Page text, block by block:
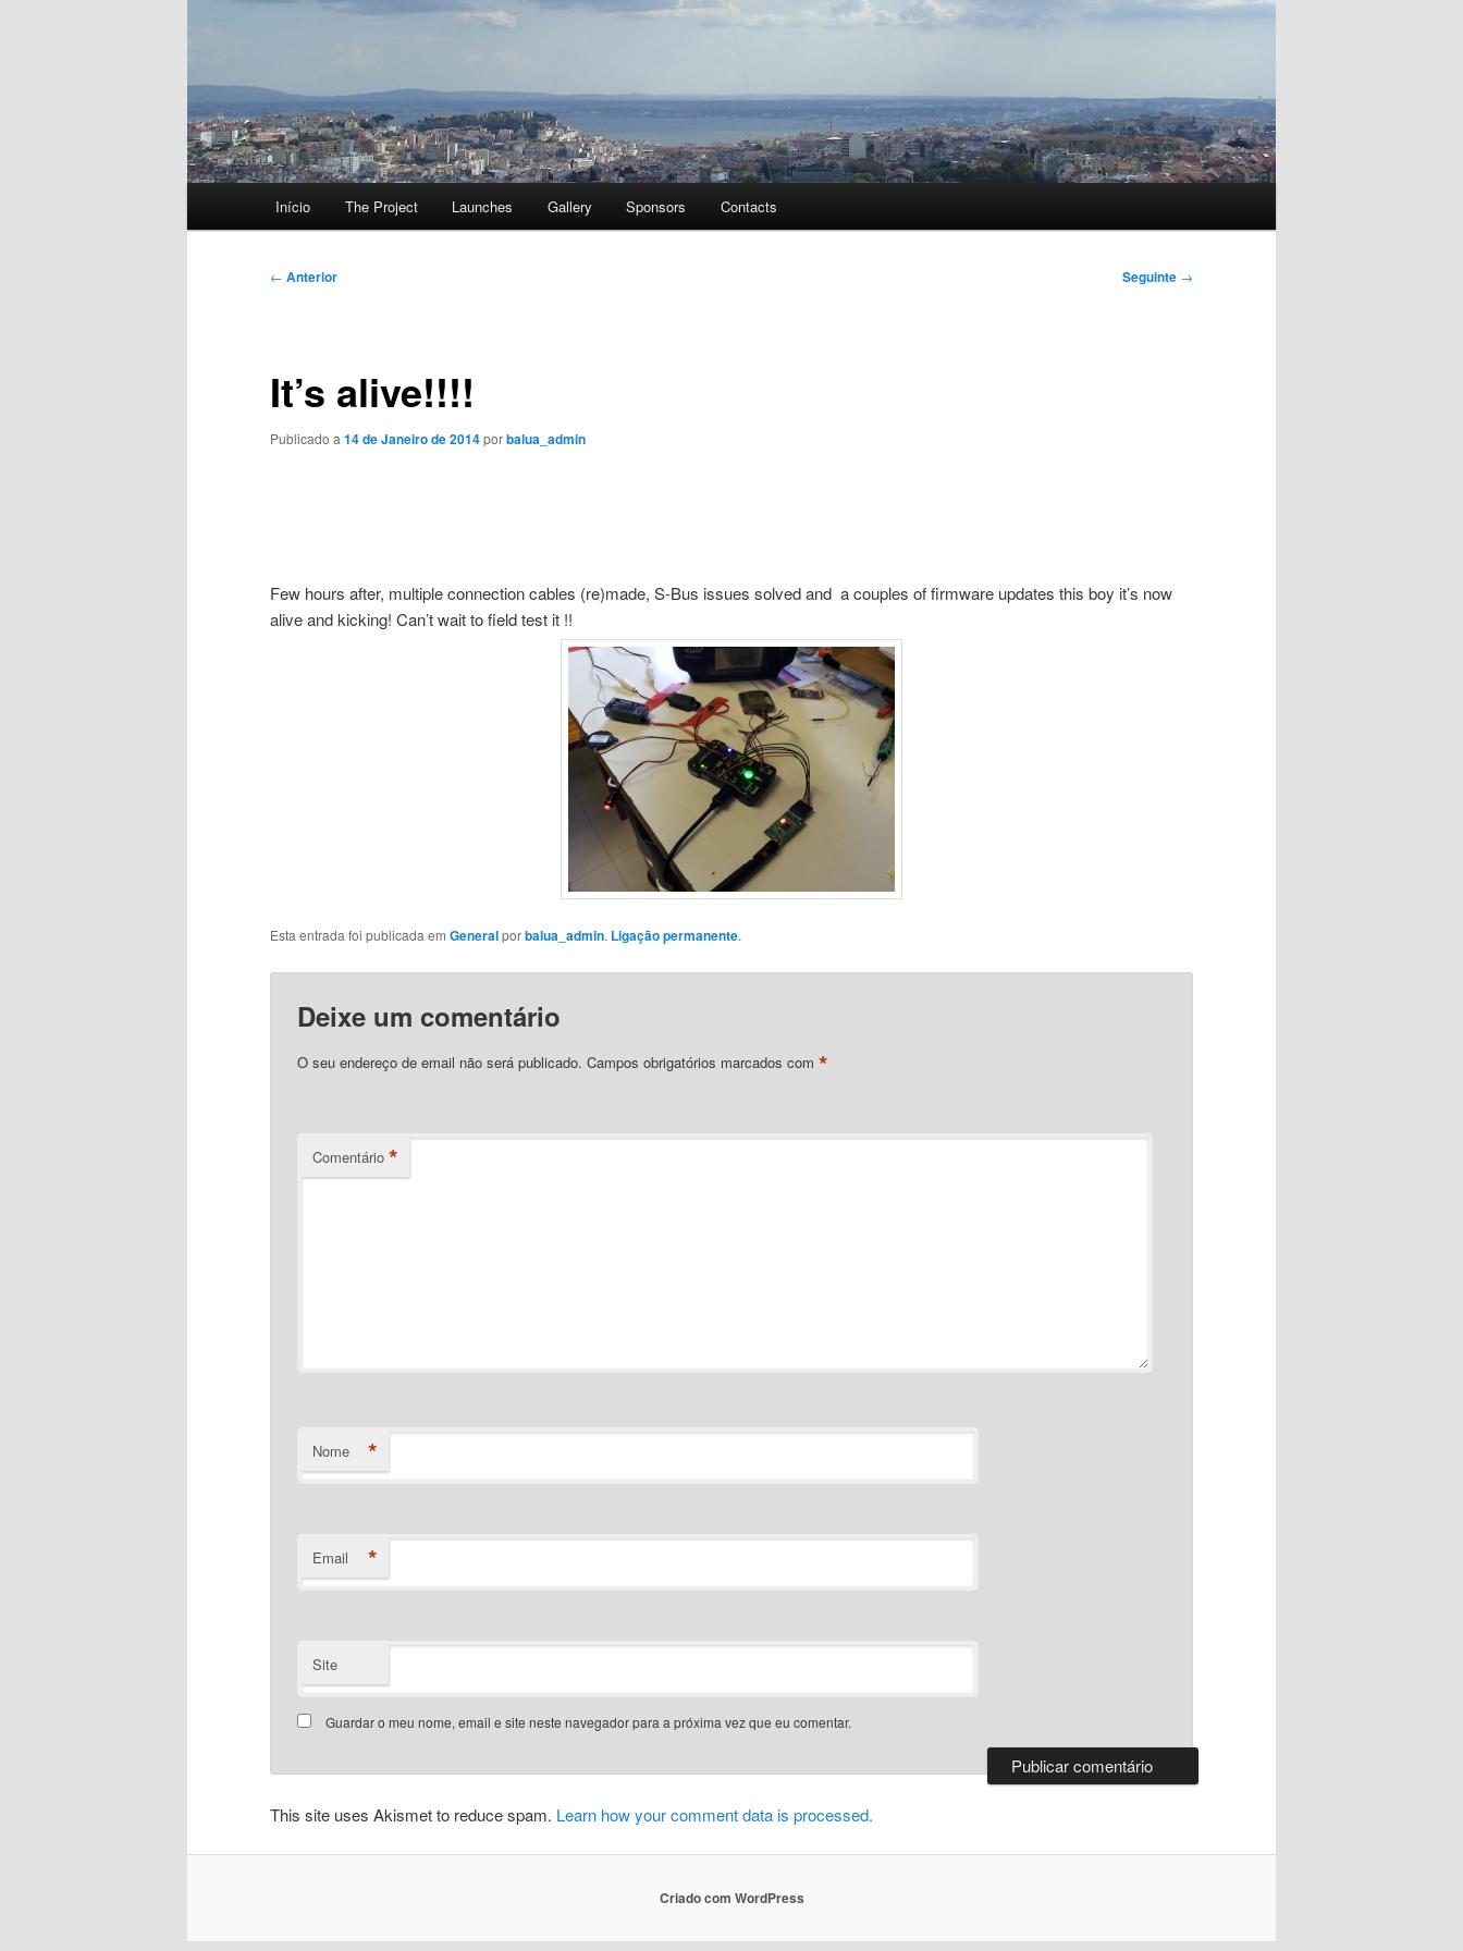
Início The Project Launches Gallery Sponsors Contacts
Navegação
← Anterior Seguinte →
It’s alive!!!!
Publicado a 14 de Janeiro de 2014porbalua_admin
Few hours after, multiple connection cables (re)made, S-Bus issues solved and a couples of firmware updates this boy it’s now
alive and kicking! Can’t wait to field test it !!
Esta entrada foi publicada em Generalporbalua_admin. Ligação permanente.
Deixe um comentário
O seu endereço de email não será publicado. Campos obrigatórios marcados com*
Comentário *
Nome *
Email *
Site
Guardar o meu nome, email e site neste navegador para a próxima vez que eu comentar.
This site uses Akismet to reduce spam. Learn how your comment data is processed.
Criado com WordPress